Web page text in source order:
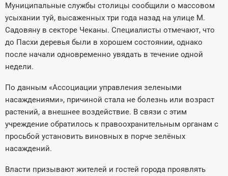
Муниципальные службы столицы сообщили о массовом
усыхании туй, высаженных три года назад на улице М.
Садовяну в секторе Чеканы. Специалисты отмечают, что
до Пасхи деревья были в хорошем состоянии, однако
после начали одновременно увядать в течение одной
недели.
По данным «Ассоциации управления зелеными
насаждениями», причиной стала не болезнь или возраст
растений, а внешнее воздействие. В связи с этим
учреждение обратилось к правоохранительным органам с
просьбой установить виновных в порче зелёных
насаждений.
Власти призывают жителей и гостей города проявлять